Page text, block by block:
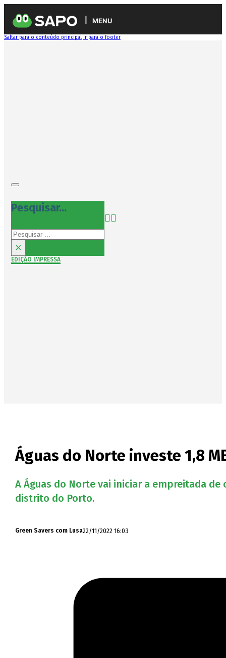
MENU
Saltar para o conteúdo principal Ir para o footer
Pesquisar...
Pesquisar
×
EDIÇÃO IMPRESSA
Águas do Norte investe 1,8
A Águas do Norte vai iniciar a empreitada
distrito do Porto.
Green Savers com Lusa22/11/2022 16:03